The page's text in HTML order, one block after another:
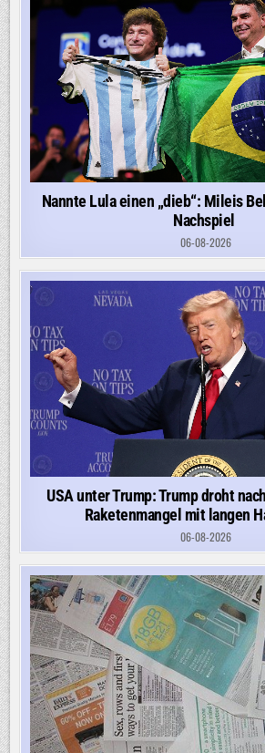
Nannte Lula einen „dieb“: Mileis
Nachspiel
06-08-2026
USA unter Trump: Trump droht
Raketenmangel mit langen
06-08-2026